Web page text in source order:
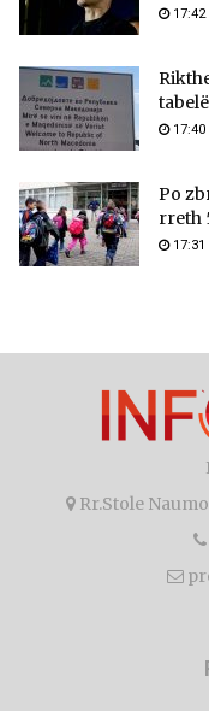
Po
rreth
Rr.Stole